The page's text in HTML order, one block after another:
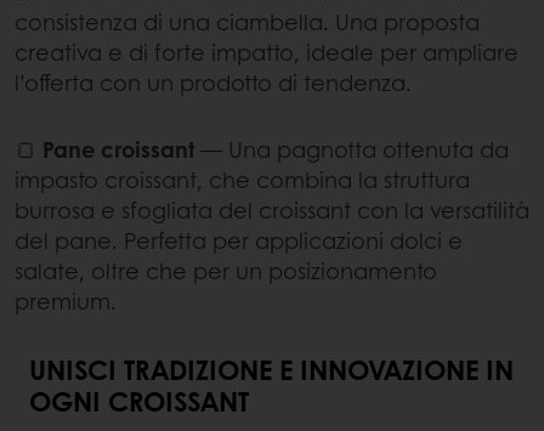
consistenza di una ciambella. Una proposta
creativa e di forte impatto, ideale per ampliare
l’offerta con un prodotto di tendenza.
🍞 Pane croissant— Una pagnotta ottenuta da
impasto croissant, che combina la struttura
burrosa e sfogliata del croissant con la versatilità
del pane. Perfetta per applicazioni dolci e
salate, oltre che per un posizionamento
premium.
UNISCI TRADIZIONE E INNOVAZIONE IN
OGNI CROISSANT